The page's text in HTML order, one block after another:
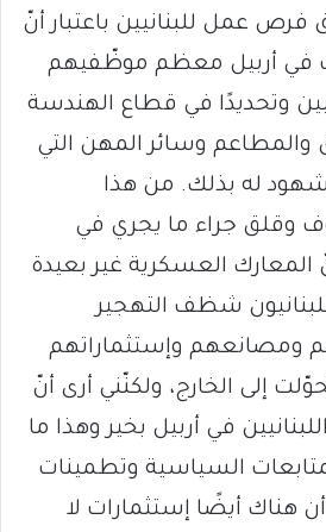
فرص عمل للبنانيين باعتبار أنّ
في أربيل معظم موظّفيهم
وتحديدًا في قطاع الهندسة
والمطاعم وسائر المهن التي
له بذلك. من هذا
وقلق جراء ما يجري في
العسكرية غير بعيدة
شظف التهجير
ومصانعهم وإستثماراتهم
إلى الخارج، ولكنّني أرى أنّ
في أربيل بخير وهذا ما
السياسية وتطمينات
هناك أيضًا إستثمارات لا